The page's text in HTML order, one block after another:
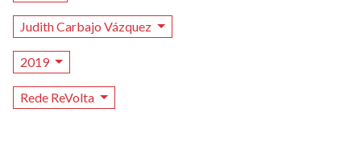
Judith Carbajo Vázquez
2019
Rede ReVolta